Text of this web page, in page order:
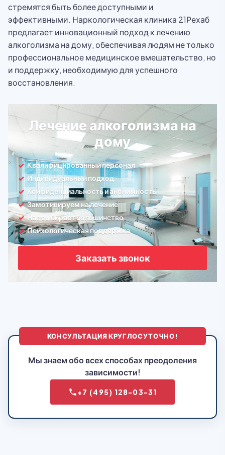
стремятся быть более доступными и
эффективными. Наркологическая клиника 21Рехаб
предлагает инновационный подход к лечению
алкоголизма на дому, обеспечивая людям не только
профессиональное медицинское вмешательство, но
и поддержку, необходимую для успешного
восстановления.
Лечение алкоголизма на
дому
Квалифицированный персонал
Индивидуальный подход
Конфиденциальность и анонимность
Замотивируем на лечение
Нас выбирает большинство
Психологическая поддержка
Заказать звонок
КОНСУЛЬТАЦИЯ КРУГЛОСУТОЧНО!
Мы знаем обо всех способах преодоления
зависимости!
+7 (495) 128-03-31